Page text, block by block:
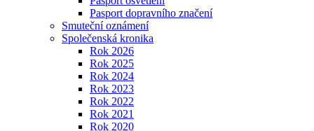
Pasport dopravního značení
Smuteční oznámení
Společenská kronika
Rok 2026
Rok 2025
Rok 2024
Rok 2023
Rok 2022
Rok 2021
Rok 2020